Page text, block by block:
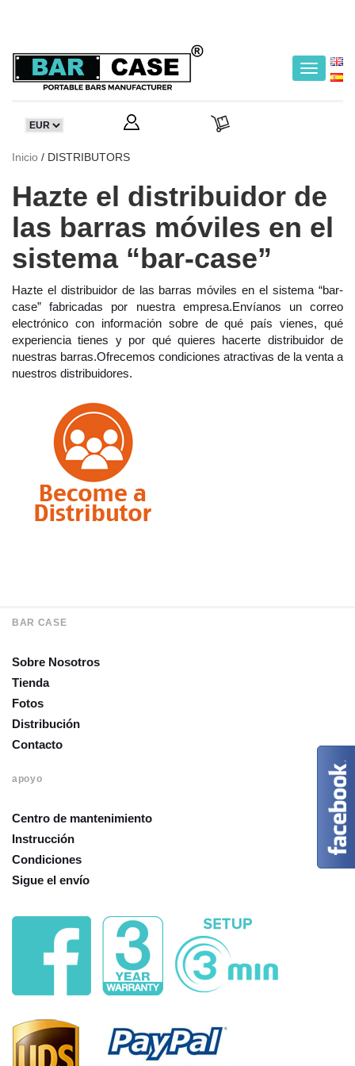
Toggle
Inicio / DISTRIBUTORS
Hazte el distribuidor de
las barras móviles en el
sistema “bar-case”
Hazte el distribuidor de las barras móviles en el sistema “bar-
case” fabricadas por nuestra empresa.Envíanos un correo
electrónico con información sobre de qué país vienes, qué
experiencia tienes y por qué quieres hacerte distribuidor de
nuestras barras.Ofrecemos condiciones atractivas de la venta a
nuestros distribuidores.
BAR CASE
Sobre Nosotros
Tienda
Fotos
Distribución
Contacto
apoyo
Centro de mantenimiento
Instrucción
Condiciones
Sigue el envío